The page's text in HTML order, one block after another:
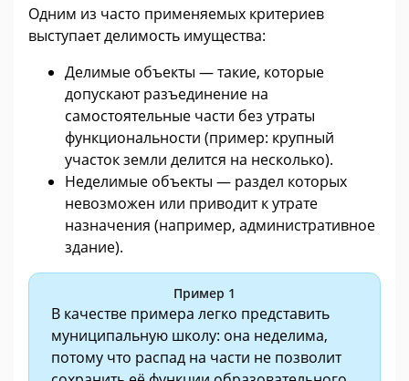
Одним из часто применяемых критериев
выступает делимость имущества:
Делимые объекты — такие, которые
допускают разъединение на
самостоятельные части без утраты
функциональности (пример: крупный
участок земли делится на несколько).
Неделимые объекты — раздел которых
невозможен или приводит к утрате
назначения (например, административное
здание).
Пример 1
В качестве примера легко представить
муниципальную школу: она неделима,
потому что распад на части не позволит